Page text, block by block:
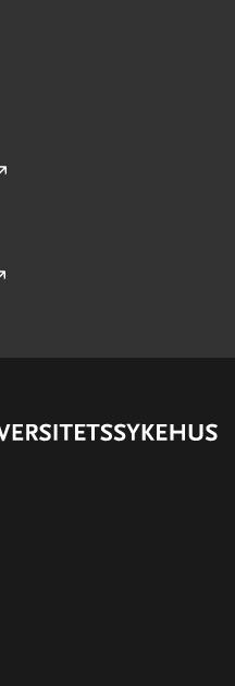
with Acute
for Health
J Bone Joint
Epub